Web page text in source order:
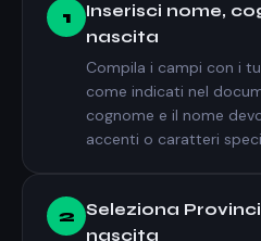
1
Inserisci nome,
nascita
Compila i campi con i
come indicati nel
cognome e il nome
accenti o caratteri
2
Seleziona
nascita